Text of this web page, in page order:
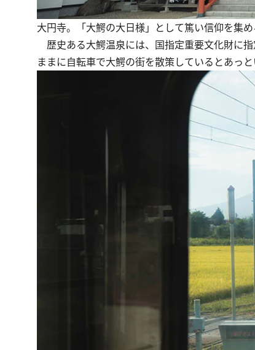
大円寺。「大鰐の大日様」として篤い信仰を集め
歴史ある大鰐温泉には、国指定重要文化財に
ままに自転車で大鰐の街を散策しているとあっと